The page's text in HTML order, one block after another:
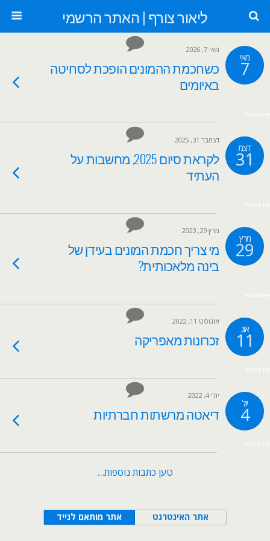
ליאור צורף | האתר הרשמי
מאי
7
מאי 7, 2026
כשחכמת ההמונים הופכת לסחיטה
באיומים
אין תגובות
דצמ
31
דצמבר 31, 2025
לקראת סיום 2025, מחשבות על
העתיד
אין תגובות
מרץ
29
מרץ 29, 2023
מי צריך חכמת המונים בעידן של
בינה מלאכותית?
אין תגובות
אוג
11
אוגוסט 11, 2022
זכרונות מאפריקה
אין תגובות
יול
4
יולי 4, 2022
דיאטה מרשתות חברתיות
אין תגובות
טען כתבות נוספות…
אתר מותאם לנייד אתר האינטרנט